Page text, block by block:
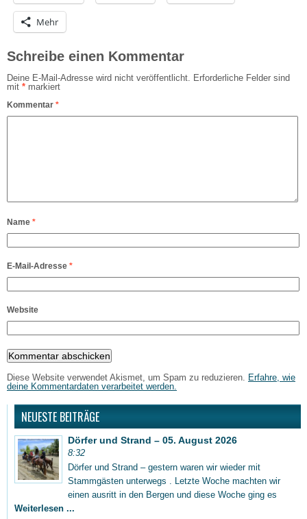
Mehr
Schreibe einen Kommentar
Deine E-Mail-Adresse wird nicht veröffentlicht.
Erforderliche Felder sind
mit * markiert
Kommentar *
Name *
E-Mail-Adresse *
Website
Diese Website verwendet Akismet, um Spam zu reduzieren.
Erfahre, wie
deine Kommentardaten verarbeitet werden.
NEUESTE BEITRÄGE
Dörfer und Strand – 05. August 2026
8:32
Dörfer und Strand – gestern waren wir wieder mit
Stammgästen unterwegs . Letzte Woche machten wir
einen ausritt in den Bergen und diese Woche ging es
Weiterlesen ...